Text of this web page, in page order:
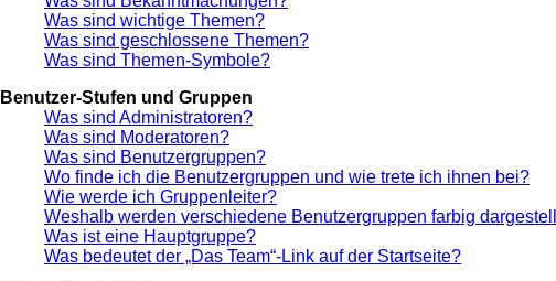
Was sind wichtige Themen?
Was sind geschlossene Themen?
Was sind Themen-Symbole?
Benutzer-Stufen und Gruppen
Was sind Administratoren?
Was sind Moderatoren?
Was sind Benutzergruppen?
Wo finde ich die Benutzergruppen und wie trete ich ihnen bei?
Wie werde ich Gruppenleiter?
Weshalb werden verschiedene Benutzergruppen farbig
Was ist eine Hauptgruppe?
Was bedeutet der „Das Team“-Link auf der Startseite?